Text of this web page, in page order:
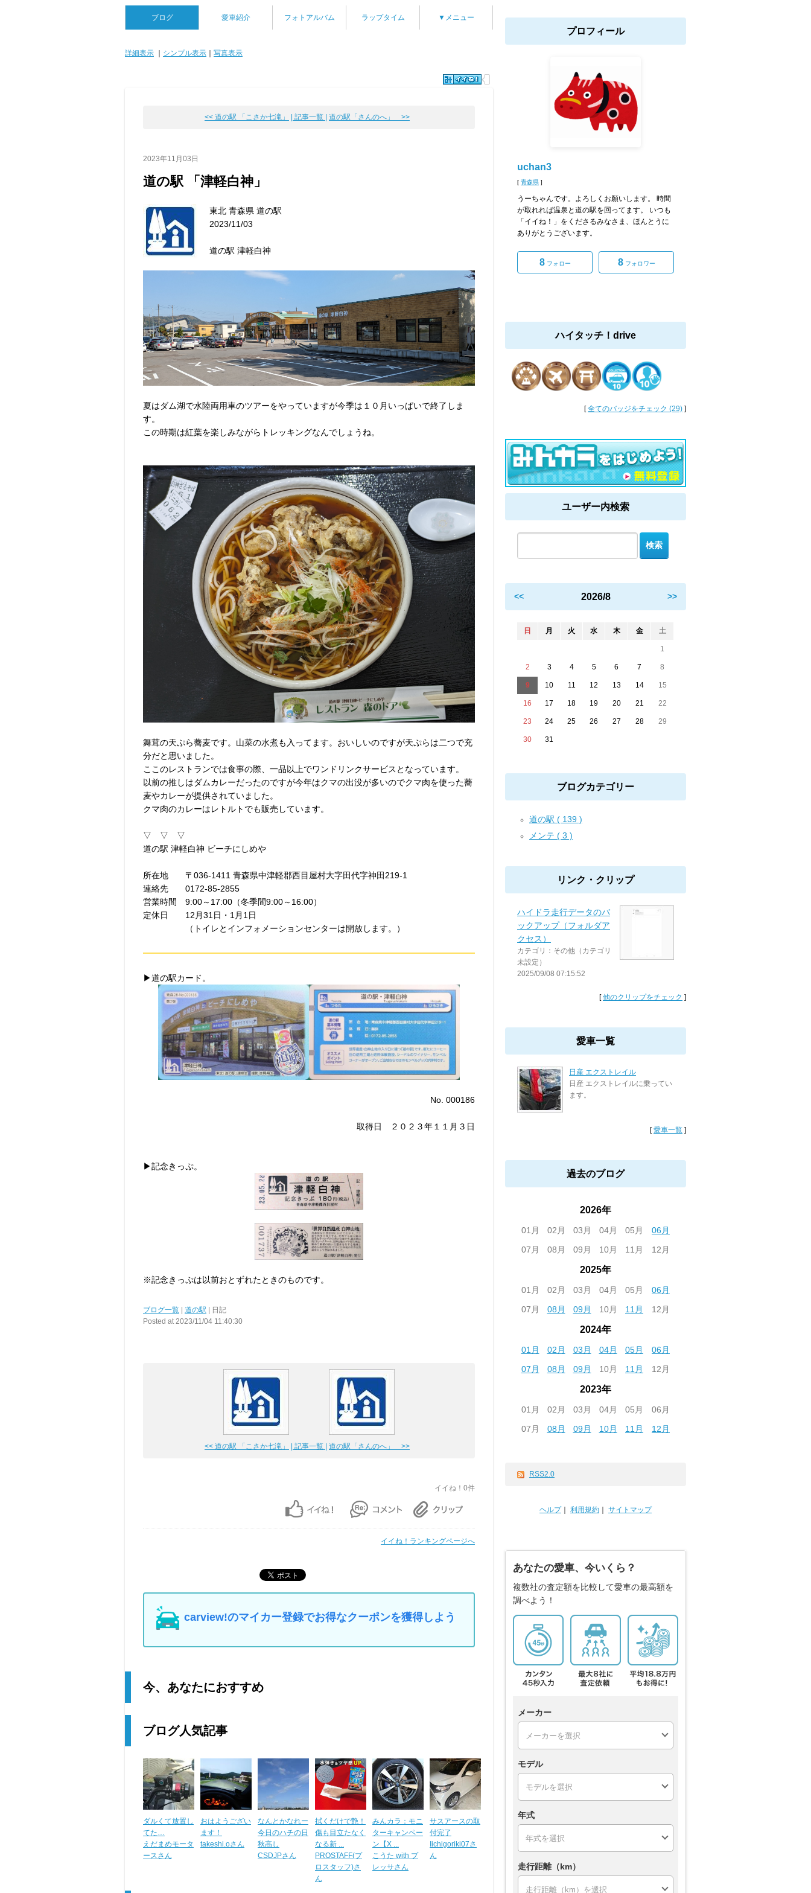
ブログ 愛車紹介 フォトアルバム ラップタイム ▼メニュー
詳細表示 シンプル表示 写真表示
<< 道の駅 「こさか七滝」 | 記事一覧 | 道の駅「さんのへ」 >>
2023年11月03日
道の駅 「津軽白神」
東北 青森県 道の駅
2023/11/03
道の駅 津軽白神
夏はダム湖で水陸両用車のツアーをやっていますが今季は１０月いっぱいで終了しま
す。
この時期は紅葉を楽しみながらトレッキングなんでしょうね。
舞茸の天ぷら蕎麦です。山菜の水煮も入ってます。おいしいのですが天ぷらは二つで充
分だと思いました。
ここのレストランでは食事の際、一品以上でワンドリンクサービスとなっています。
以前の推しはダムカレーだったのですが今年はクマの出没が多いのでクマ肉を使った蕎
麦やカレーが提供されていました。
クマ肉のカレーはレトルトでも販売しています。
▽ ▽ ▽
道の駅 津軽白神 ビーチにしめや
所在地 〒036-1411 青森県中津軽郡西目屋村大字田代字神田219-1
連絡先 0172-85-2855
営業時間 9:00～17:00（冬季間9:00～16:00）
定休日 12月31日・1月1日
（トイレとインフォメーションセンターは開放します。）
▶道の駅カード。
No. 000186
取得日 ２０２３年１１月３日
▶記念きっぷ。
※記念きっぷは以前おとずれたときのものです。
ブログ一覧 | 道の駅 | 日記
Posted at 2023/11/04 11:40:30
<< 道の駅 「こさか七滝」 | 記事一覧 | 道の駅「さんのへ」 >>
イイね！0件
イイね！ランキングページへ
carview!のマイカー登録でお得なクーポンを獲得しよう
今、あなたにおすすめ
ブログ人気記事
ダルくて放置し
てた…
えだまめモータ
ースさん
おはようござい
ます！
takeshi.oさん
なんとかなれー
今日のハチの日
秋高し
CSDJPさん
拭くだけで艶！
傷も目立たなく
なる新 ...
PROSTAFF(プ
ロスタッフ)さ
ん
みんカラ：モニ
ターキャンペー
ン【X ...
こうた with プ
レッサさん
サスアースの取
付完了
Iichigoriki07さ
ん
プロフィール
uchan3
[ 青森県 ]
うーちゃんです。よろしくお願いします。 時間
が取れれば温泉と道の駅を回ってます。 いつも
「イイね！」をくださるみなさま、ほんとうに
ありがとうございます。
8フォロー 8フォロワー
ハイタッチ！drive
[全てのバッジをチェック (29) ]
ユーザー内検索
<< 2026/8 >>
日 月 火 水 木 金 土
1
2 3 4 5 6 7 8
9 10 11 12 13 14 15
16 17 18 19 20 21 22
23 24 25 26 27 28 29
30 31
ブログカテゴリー
道の駅 ( 139 )
メンテ ( 3 )
リンク・クリップ
ハイドラ走行データのバ
ックアップ（フォルダア
クセス）
カテゴリ：その他（カテゴリ
未設定）
2025/09/08 07:15:52
[他のクリップをチェック ]
愛車一覧
日産 エクストレイル
日産 エクストレイルに乗ってい
ます。
[愛車一覧 ]
過去のブログ
2026年
01月 02月 03月 04月 05月
06月
07月
08月 09月 10月 11月 12月
2025年
01月 02月 03月 04月 05月
06月
07月
08月 09月 10月 11月 12月
2024年
01月 02月 03月 04月 05月
06月
07月
08月 09月 10月 11月 12月
2023年
01月 02月 03月 04月 05月
06月
07月
08月 09月 10月 11月 12月
RSS2.0
ヘルプ｜ 利用規約 サイトマップ
あなたの愛車、今いくら？
複数社の査定額を比較して愛車の最高額を
調べよう！
メーカー
モデル
年式
走行距離（km）